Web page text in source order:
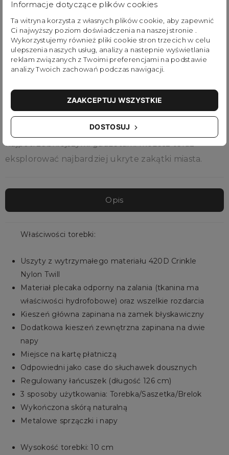
Macaroon produkt stworzony z dbałością o detale
oraz z wytrzymałych, odpornych na warunki
zewnętrzne materiałów. Petite idealnie
wkomponuje się jako funkcjonalny dodatek do
codziennej lub wieczorowej stylizacji.
Bawiąc się brązowymi i niebieskimi tkaninami, seria
Earth Tone jeszcze bardziej uwydatnia koncepcję
Ziemi, dodając poczucie ulicznego stylu. Wraz z
najpotrzebniejszymi gadżetami możesz teraz
eksplorować najbardziej ukryte zakątki miasta.
Opis
Właściwości torebki:
Uszyty z wytrzymałego materiału 420D Crinkle
Nylon Twill
Materiał plecaka odporny na zalania (tkanina ma
właściwości hydrofobowe) oraz wszelkie rozdarcia
Kieszeń główna zapinana na zamek błyskawiczny
Dodatkowa kieszeń zewnętrzna zapinana na dwie
napy
Miejsce na kartę płatniczą
Odpowiedni jako case do słuchawek dousznych
Regulowany łańcuszek (długość 126 cm)
3 sposoby użytkowania: Torebka/Saszetka/Brelok
Wykończona skórą naturalną
Metalowe sprzączki i napy
Wysokość torebki: 10 cm
Informacje dotyczące plików cookies
Ta witryna korzysta z własnych plików cookie, aby zapewnić
Ci najwyższy poziom doświadczenia na naszej stronie .
Wykorzystujemy również pliki cookie stron trzecich w celu
ulepszenia naszych usług, analizy a nastepnie wyświetlania
reklam związanych z Twoimi preferencjami na podstawie
analizy Twoich zachowań podczas nawigacji.
DOSTOSUJ
ZAAKCEPTUJ WSZYSTKIE